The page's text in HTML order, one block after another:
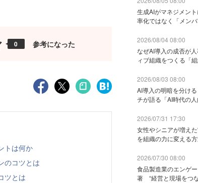
0 参考になった
トは何か
のコツとは
ツとは
生成AIがマネジメン
率化ではなく「メン
2026/08/04 08:00
なぜAI導入の成否が
ィブ組織をつくる「
2026/08/03 08:00
AI導入の明暗を分け
チが語る「AI時代の
2026/07/31 17:30
女性やシニアが増え
を組織の力に変える
2026/07/30 08:00
食品製造業のエンゲ
著 “経営と現場をつ